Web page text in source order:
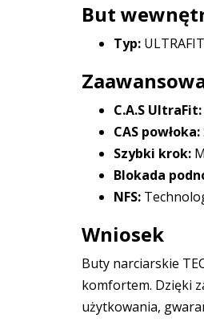
But
Typ:
C.A.S UltraFit:
CAS powłoka:
Szybki krok:
Blokada
NFS:
Wniosek
Buty narciarskie
komfortem. Dzięki
użytkowania,